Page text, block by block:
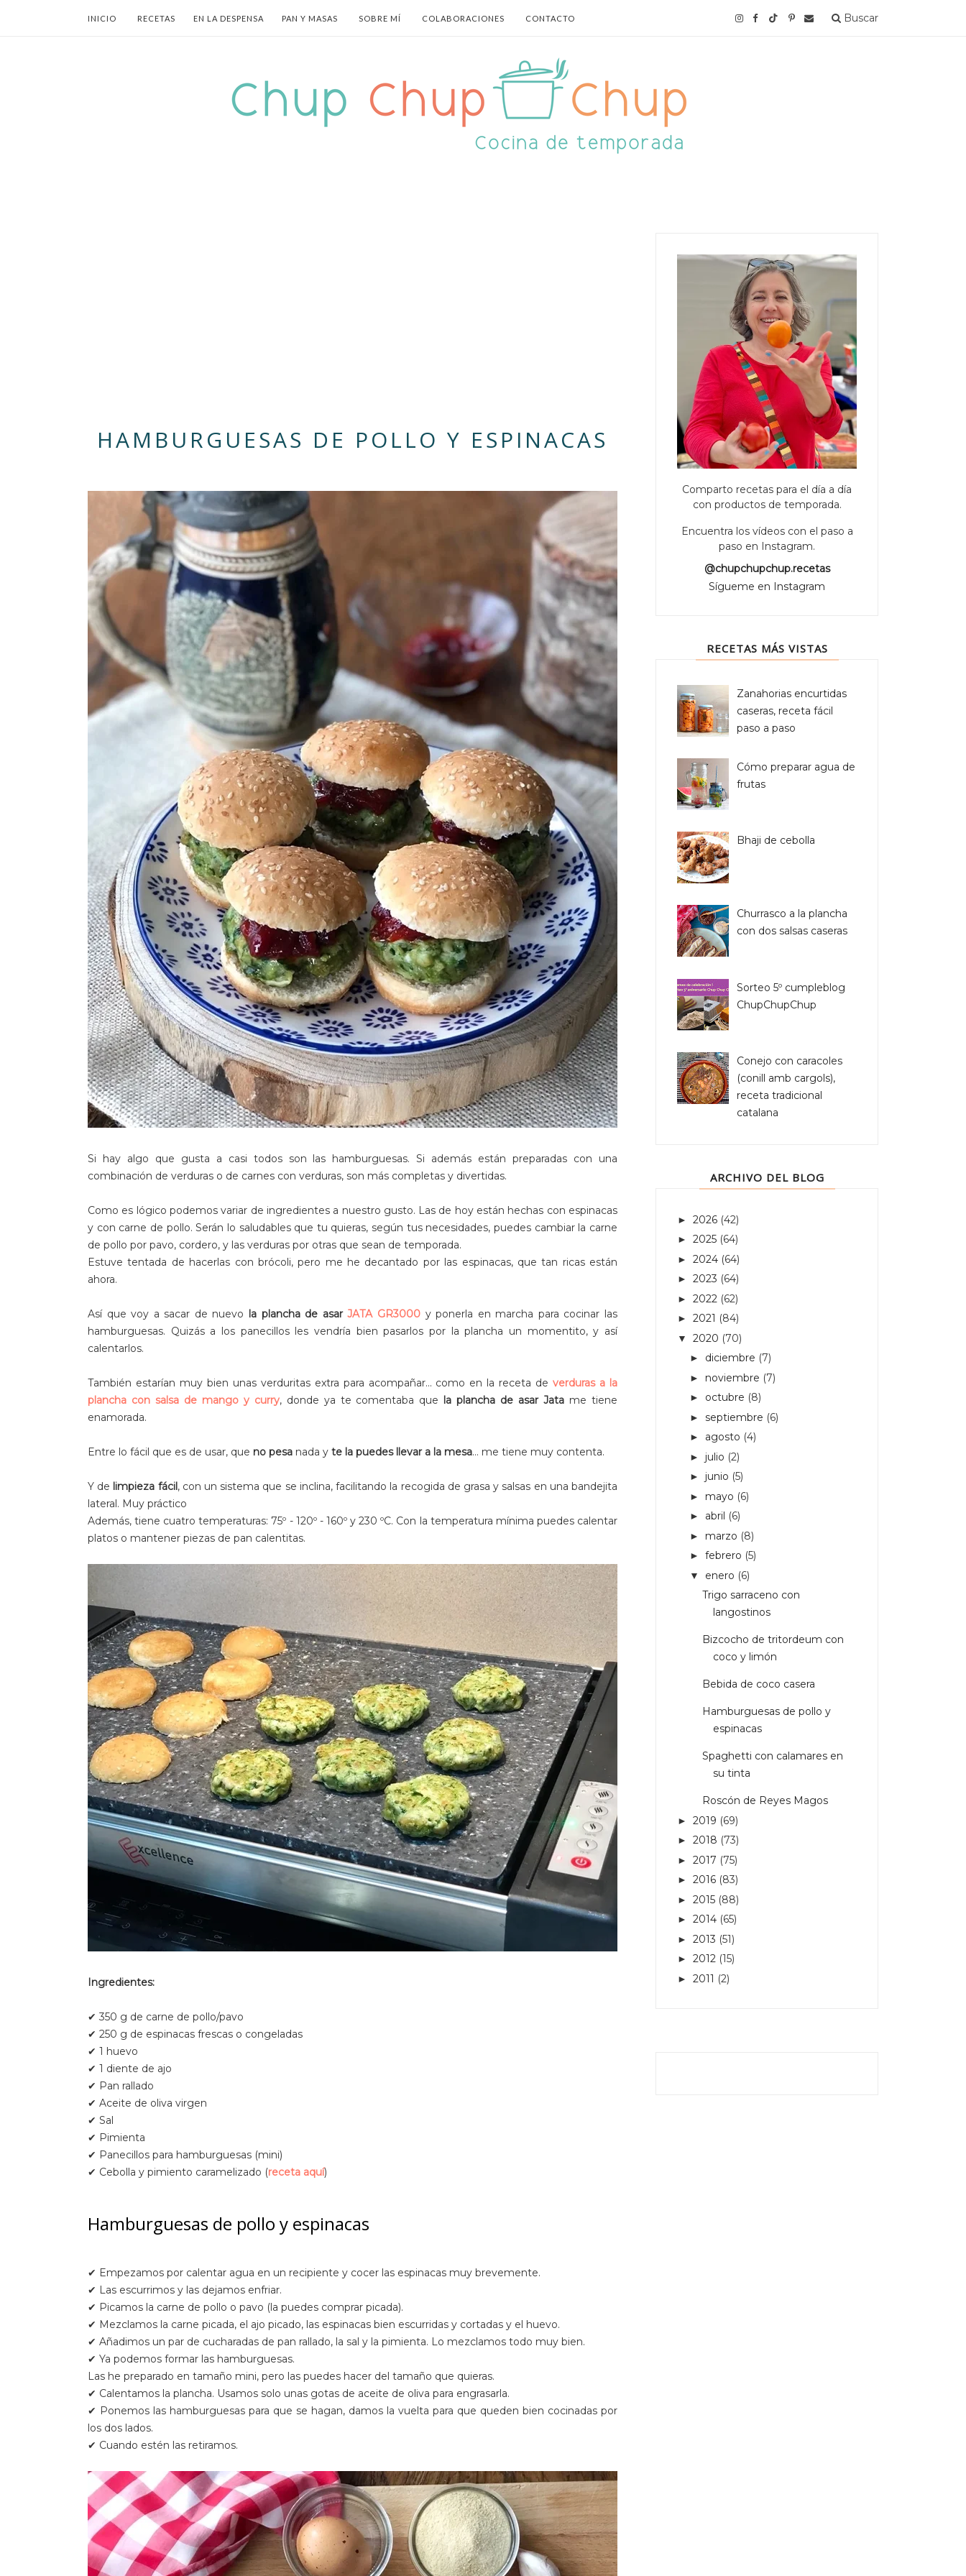
INICIO RECETAS EN LA DESPENSA PAN Y MASAS SOBRE MÍ COLABORACIONES CONTACTO Buscar
HAMBURGUESAS DE POLLO Y ESPINACAS
Si hay algo que gusta a casi todos son las hamburguesas. Si además están preparadas con una
combinación de verduras o de carnes con verduras, son más completas y divertidas.
Como es lógico podemos variar de ingredientes a nuestro gusto. Las de hoy están hechas con espinacas
y con carne de pollo. Serán lo saludables que tu quieras, según tus necesidades, puedes cambiar la carne
de pollo por pavo, cordero, y las verduras por otras que sean de temporada.
Estuve tentada de hacerlas con brócoli, pero me he decantado por las espinacas, que tan ricas están
ahora.
Así que voy a sacar de nuevo la plancha de asar JATA GR3000 y ponerla en marcha para cocinar las
hamburguesas. Quizás a los panecillos les vendría bien pasarlos por la plancha un momentito, y así
calentarlos.
También estarían muy bien unas verduritas extra para acompañar... como en la receta deverduras a la
plancha con salsa de mango y curry, donde ya te comentaba que la plancha de asar Jata me tiene
enamorada.
Entre lo fácil que es de usar, que no pesa nada y te la puedes llevar a la mesa… me tiene muy contenta.
Y de limpieza fácil, con un sistema que se inclina, facilitando la recogida de grasa y salsas en una bandejita
lateral. Muy práctico
Además, tiene cuatro temperaturas: 75º - 120º - 160º y 230 ºC. Con la temperatura mínima puedes calentar
platos o mantener piezas de pan calentitas.
Ingredientes:
✔ 350 g de carne de pollo/pavo
✔ 250 g de espinacas frescas o congeladas
✔ 1 huevo
✔ 1 diente de ajo
✔ Pan rallado
✔ Aceite de oliva virgen
✔ Sal
✔ Pimienta
✔ Panecillos para hamburguesas (mini)
✔ Cebolla y pimiento caramelizado (receta aquí)
Hamburguesas de pollo y espinacas
✔ Empezamos por calentar agua en un recipiente y cocer las espinacas muy brevemente.
✔ Las escurrimos y las dejamos enfriar.
✔ Picamos la carne de pollo o pavo (la puedes comprar picada).
✔ Mezclamos la carne picada, el ajo picado, las espinacas bien escurridas y cortadas y el huevo.
✔ Añadimos un par de cucharadas de pan rallado, la sal y la pimienta. Lo mezclamos todo muy bien.
✔ Ya podemos formar las hamburguesas.
Las he preparado en tamaño mini, pero las puedes hacer del tamaño que quieras.
✔ Calentamos la plancha. Usamos solo unas gotas de aceite de oliva para engrasarla.
✔ Ponemos las hamburguesas para que se hagan, damos la vuelta para que queden bien cocinadas por
los dos lados.
✔ Cuando estén las retiramos.
Comparto recetas para el día a día
con productos de temporada.
Encuentra los vídeos con el paso a
paso en Instagram.
@chupchupchup.recetas
Sígueme en Instagram
RECETAS MÁS VISTAS
Zanahorias encurtidas
caseras, receta fácil
paso a paso
Cómo preparar agua de
frutas
Bhaji de cebolla
Churrasco a la plancha
con dos salsas caseras
Sorteo 5º cumpleblog
ChupChupChup
Conejo con caracoles
(conill amb cargols),
receta tradicional
catalana
ARCHIVO DEL BLOG
► 2026 (42)
► 2025 (64)
► 2024 (64)
► 2023 (64)
► 2022 (62)
► 2021 (84)
▼ 2020 (70)
► diciembre (7)
► noviembre (7)
► octubre (8)
► septiembre (6)
► agosto (4)
► julio (2)
► junio (5)
► mayo (6)
► abril (6)
► marzo (8)
► febrero (5)
▼ enero (6)
Trigo sarraceno con
langostinos
Bizcocho de tritordeum con
coco y limón
Bebida de coco casera
Hamburguesas de pollo y
espinacas
Spaghetti con calamares en
su tinta
Roscón de Reyes Magos
► 2019 (69)
► 2018 (73)
► 2017 (75)
► 2016 (83)
► 2015 (88)
► 2014 (65)
► 2013 (51)
► 2012 (15)
► 2011 (2)